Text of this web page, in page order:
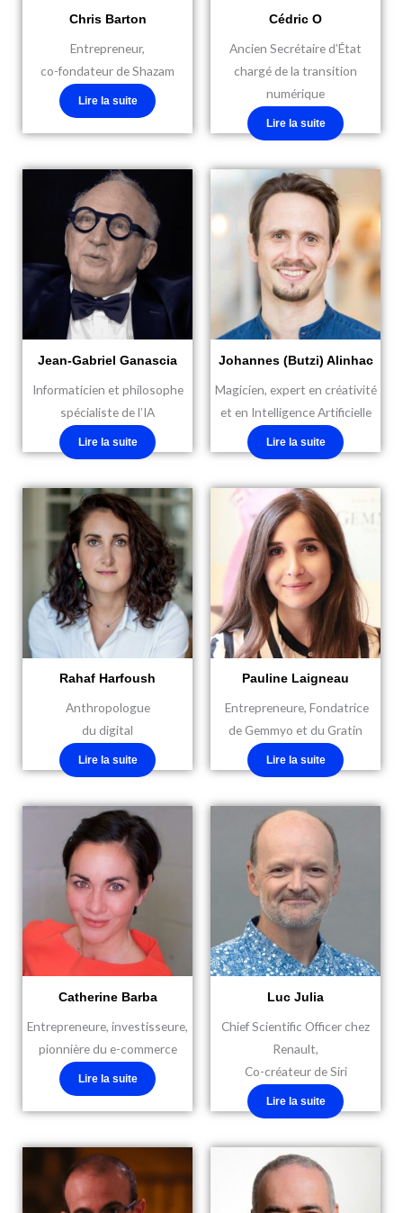
Chris Barton
Entrepreneur,
co-fondateur de Shazam
Lire la suite
Cédric O
Ancien Secrétaire d’État
chargé de la transition
numérique
Lire la suite
Jean-Gabriel Ganascia
Informaticien et philosophe
spécialiste de l’IA
Lire la suite
Johannes (Butzi) Alinhac
Magicien, expert en créativité
et en Intelligence Artificielle
Lire la suite
Rahaf Harfoush
Anthropologue
du digital
Lire la suite
Pauline Laigneau
Entrepreneure, Fondatrice
de Gemmyo et du Gratin
Lire la suite
Catherine Barba
Entrepreneure, investisseure,
pionnière du e-commerce
Lire la suite
Luc Julia
Chief Scientific Officer chez
Renault,
Co-créateur de Siri
Lire la suite